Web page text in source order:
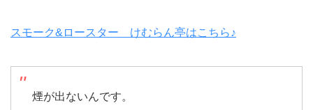
スモーク&ロースター けむらん亭はこちら♪
煙が出ないんです。